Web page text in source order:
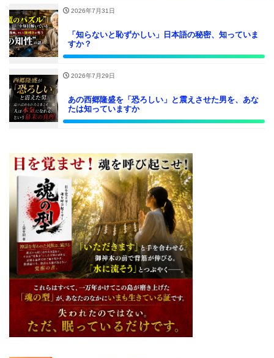
2026年7月31日
「知らないと恥ずかしい」日本語の秘密、知っていま
すか？
2026年7月29日
あの西郷隆盛を「恐ろしい」と震えさせた男を、あな
たは知っていますか